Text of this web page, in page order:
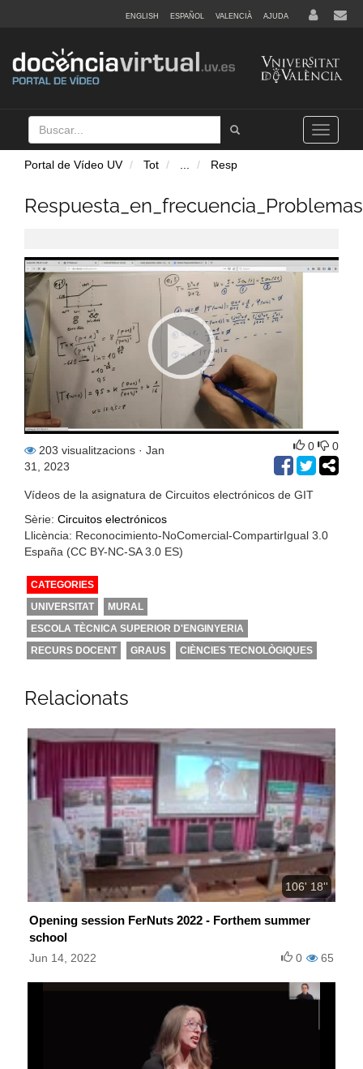
ENGLISH ESPAÑOL VALENCIÀ AJUDA
Buscar
Tramet
Toggle
navigation
Portal de Vídeo UV Tot Resp
203 visualitzacions · Jan
31, 2023
0 0
Vídeos de la asignatura de Circuitos electrónicos de GIT
Sèrie: Circuitos electrónicos
Llicència: Reconocimiento-NoComercial-CompartirIgual 3.0
España (CC BY-NC-SA 3.0 ES)
CATEGORIES
UNIVERSITAT
MURAL
ESCOLA TÈCNICA SUPERIOR D'ENGINYERIA
RECURS DOCENT
GRAUS CIÈNCIES TECNOLÒGIQUES
Relacionats
106' 18''
Opening session FerNuts 2022 - Forthem summer
school
Jun 14, 2022 65
0